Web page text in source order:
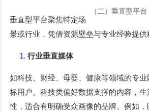
（二）垂直型平
垂直型平台聚焦特定场
景或行业，凭借资源壁垒与专业经验提供
1.行业垂直媒体
如科技、财经、母婴、健康等领域的专业
标用户。科技类偏好数据支撑的内容，
性，适合有明确受众画像的品牌。例如